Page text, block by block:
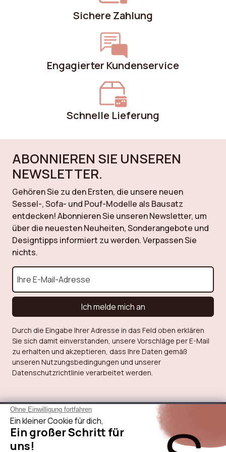
Sichere Zahlung
Engagierter Kundenservice
Schnelle Lieferung
ABONNIEREN SIE UNSEREN
NEWSLETTER.
Gehören Sie zu den Ersten, die unsere neuen
Sessel-, Sofa- und Pouf-Modelle als Bausatz
entdecken! Abonnieren Sie unseren Newsletter, um
über die neuesten Neuheiten, Sonderangebote und
Designtipps informiert zu werden. Verpassen Sie
nichts.
Ich melde mich an
Durch die Eingabe Ihrer Adresse in das Feld oben erklären
Sie sich damit einverstanden, unsere Vorschläge per E-Mail
zu erhalten und akzeptieren, dass Ihre Daten gemäß
unseren Nutzungsbedingungen und unserer
Datenschutzrichtlinie verarbeitet werden.
Über Sicaan